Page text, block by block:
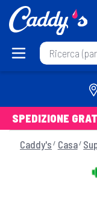
SPEDIZIONE
Caddy's Casa